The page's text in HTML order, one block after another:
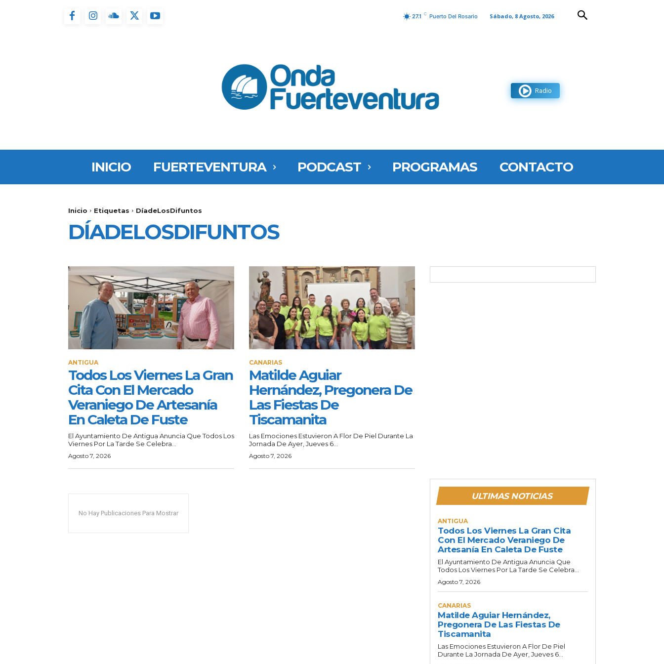
27.1 C Puerto Del Rosario Sábado, 8 Agosto, 2026
Radio
INICIO FUERTEVENTURA PODCAST PROGRAMAS CONTACTO
Inicio Etiquetas DíadeLosDifuntos
DÍADELOSDIFUNTOS
ANTIGUA
Todos Los Viernes La Gran
Cita Con El Mercado
Veraniego De Artesanía
En Caleta De Fuste
El Ayuntamiento De Antigua Anuncia Que Todos Los
Viernes Por La Tarde Se Celebra...
Agosto 7, 2026
CANARIAS
Matilde Aguiar
Hernández, Pregonera De
Las Fiestas De
Tiscamanita
Las Emociones Estuvieron A Flor De Piel Durante La
Jornada De Ayer, Jueves 6...
Agosto 7, 2026
No Hay Publicaciones Para Mostrar
ULTIMAS NOTICIAS
ANTIGUA
Todos Los Viernes La Gran Cita
Con El Mercado Veraniego De
Artesanía En Caleta De Fuste
El Ayuntamiento De Antigua Anuncia Que
Todos Los Viernes Por La Tarde Se Celebra...
Agosto 7, 2026
CANARIAS
Matilde Aguiar Hernández,
Pregonera De Las Fiestas De
Tiscamanita
Las Emociones Estuvieron A Flor De Piel
Durante La Jornada De Ayer, Jueves 6...